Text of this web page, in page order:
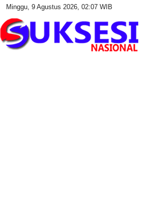
Minggu, 9 Agustus 2026, 02:07 WIB